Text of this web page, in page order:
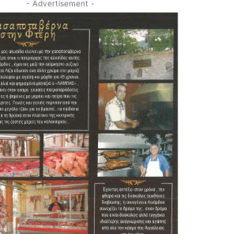
- Advertisement -